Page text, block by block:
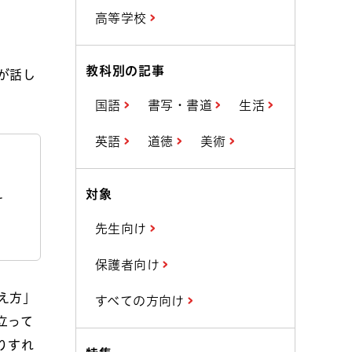
話し
方」
って
すれ
高等学校
教科別の記事
国語 書写・書道 生活
英語 道徳 美術
対象
先生向け
保護者向け
すべての方向け